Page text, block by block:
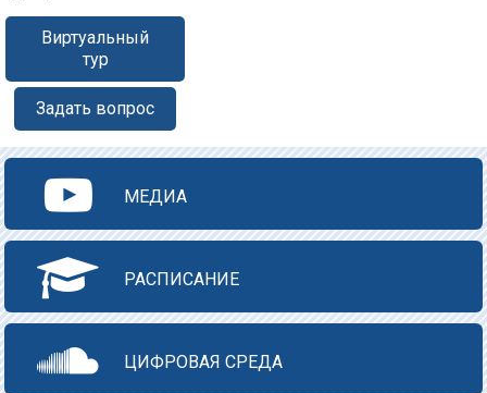
Виртуальный
тур
Задать вопрос
МЕДИА
РАСПИСАНИЕ
ЦИФРОВАЯ СРЕДА